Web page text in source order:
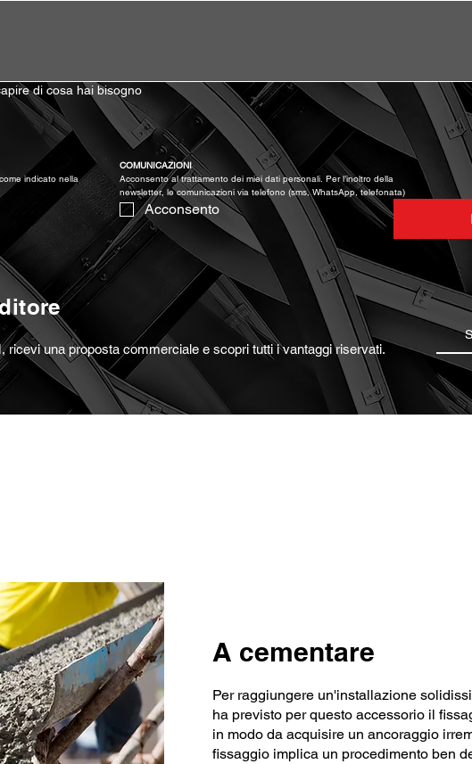
di cosa hai bisogno
Acconsento al trattamento dei miei dati personali così come indicato nella
COMUNICAZIONI
Acconsento al trattamento dei miei dati personali. Per l’inoltro della
newsletter, le comunicazioni via telefono (sms, WhatsApp, telefonata)
Acconsento
ricevi una proposta commerciale e scopri tutti i vantaggi riservati.
A cementare
Per raggiungere un'installazione
ha previsto per questo accessorio il
in modo da acquisire un ancoraggio
fissaggio implica un procedimento ben